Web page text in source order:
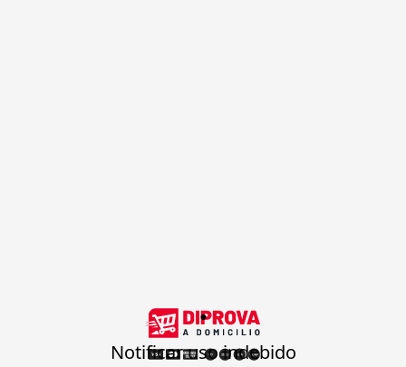
.
Notificar uso indebido